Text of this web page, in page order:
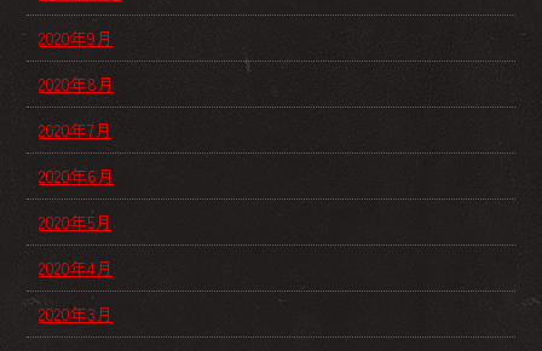
2020年9月
2020年8月
2020年7月
2020年6月
2020年5月
2020年4月
2020年3月